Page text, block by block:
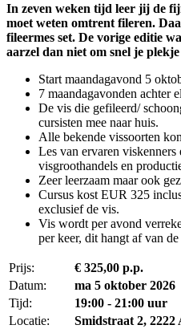
In zeven weken tijd leer jij de
moet weten omtrent fileren.
fileermes set. De vorige editie
aarzel dan niet om snel je
Start maandagavond 5
7 maandagavonden achter
De vis die gefileerd/
cursisten mee naar huis.
Alle bekende vissoorten
Les van ervaren
visgroothandels en
Zeer leerzaam maar ook
Cursus kost EUR 325
exclusief de vis.
Vis wordt per avond
per keer, dit hangt af van
Prijs:
€ 325,00 p.p.
Datum:
ma 5 oktober 2026
Tijd:
19:00 - 21:00 uur
Locatie:
Smidstraat 2,